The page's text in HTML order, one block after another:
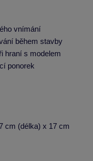
vnímání
během stavby
hraní s modelem
ponorek
cm (délka) x 17 cm